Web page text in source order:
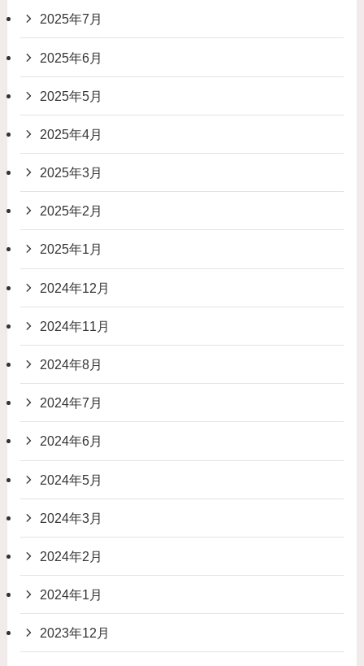
2025年7月
2025年6月
2025年5月
2025年4月
2025年3月
2025年2月
2025年1月
2024年12月
2024年11月
2024年8月
2024年7月
2024年6月
2024年5月
2024年3月
2024年2月
2024年1月
2023年12月